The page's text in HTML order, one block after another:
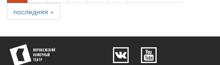
последняя »